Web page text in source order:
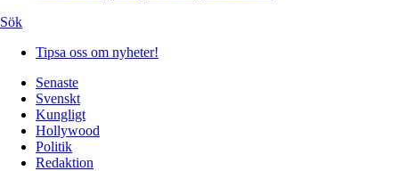
Sök
Tipsa oss om nyheter!
Senaste
Svenskt
Kungligt
Hollywood
Politik
Redaktion